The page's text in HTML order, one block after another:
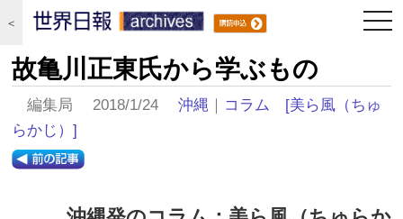
＜
故亀川正東氏から学ぶもの
編集局 2018/1/24沖縄 ｜ コラム
[美ら風（ちゅ
らかじ）]